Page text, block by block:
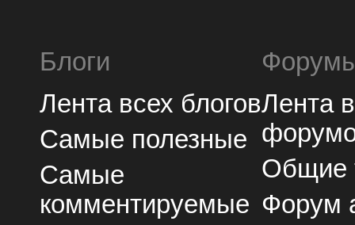
Блоги
Лента всех блогов
Самые полезные
Самые
комментируемые
Лента
Общие
Форум